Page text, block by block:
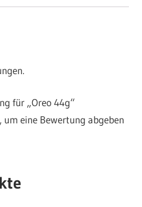
für „Oreo 44g“
um eine Bewertung abgeben